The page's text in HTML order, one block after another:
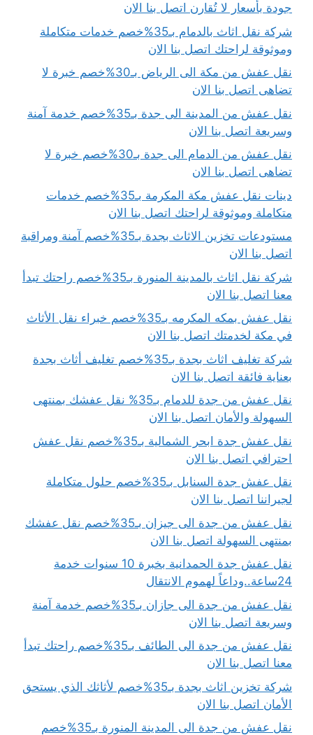
جودة بأسعار لا تُقارن اتصل بنا الان
شركة نقل اثاث بالدمام بـ35%خصم خدمات متكاملة
وموثوقة لراحتك اتصل بنا الان
نقل عفش من مكة الى الرياض بـ30%خصم خبرة لا
تضاهى اتصل بنا الان
نقل عفش من المدينة الى جدة بـ35%خصم خدمة آمنة
وسريعة اتصل بنا الان
نقل عفش من الدمام الى جدة بـ30%خصم خبرة لا
تضاهى اتصل بنا الان
دينات نقل عفش مكة المكرمة بـ35%خصم خدمات
متكاملة وموثوقة لراحتك اتصل بنا الان
مستودعات تخزين الاثاث بجدة بـ35%خصم آمنة ومراقبة
اتصل بنا الان
شركة نقل اثاث بالمدينة المنورة بـ35%خصم راحتك تبدأ
معنا اتصل بنا الان
نقل عفش بمكه المكرمه بـ35%خصم خبراء نقل الأثاث
في مكة لخدمتك اتصل بنا الان
شركة تغليف اثاث بجدة بـ35%خصم تغليف أثاث بجدة
بعناية فائقة اتصل بنا الان
نقل عفش من جدة للدمام بـ35% نقل عفشك بمنتهى
السهولة والأمان اتصل بنا الان
نقل عفش جدة ابحر الشمالية بـ35%خصم نقل عفش
احترافي اتصل بنا الان
نقل عفش جدة السنابل بـ35%خصم حلول متكاملة
لجيراننا اتصل بنا الان
نقل عفش من جدة الى جيزان بـ35%خصم نقل عفشك
بمنتهى السهولة اتصل بنا الان
نقل عفش جدة الحمدانية بخبرة 10 سنوات خدمة
24ساعة..وداعاً لهموم الانتقال
نقل عفش من جدة الى جازان بـ35%خصم خدمة آمنة
وسريعة اتصل بنا الان
نقل عفش من جدة الى الطائف بـ35%خصم راحتك تبدأ
معنا اتصل بنا الان
شركة تخزين اثاث بجدة بـ35%خصم لأثاثك الذي يستحق
الأمان اتصل بنا الان
نقل عفش من جدة الى المدينة المنورة بـ35%خصم